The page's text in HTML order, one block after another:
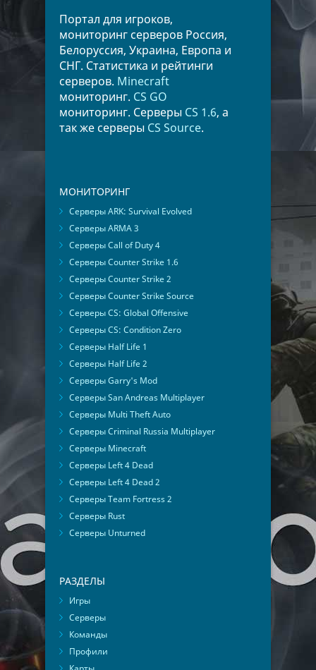
Портал для игроков,
мониторинг серверов Россия,
Белоруссия, Украина, Европа и
СНГ. Статистика и рейтинги
серверов. Minecraft
мониторинг. CS GO
мониторинг. Серверы CS 1.6, а
так же серверы CS Source.
МОНИТОРИНГ
Серверы ARK: Survival Evolved
Серверы ARMA 3
Серверы Call of Duty 4
Серверы Counter Strike 1.6
Серверы Counter Strike 2
Серверы Counter Strike Source
Серверы CS: Global Offensive
Серверы CS: Condition Zero
Серверы Half Life 1
Серверы Half Life 2
Серверы Garry's Mod
Серверы San Andreas Multiplayer
Серверы Multi Theft Auto
Серверы Criminal Russia Multiplayer
Серверы Minecraft
Серверы Left 4 Dead
Серверы Left 4 Dead 2
Серверы Team Fortress 2
Серверы Rust
Серверы Unturned
РАЗДЕЛЫ
Игры
Серверы
Команды
Профили